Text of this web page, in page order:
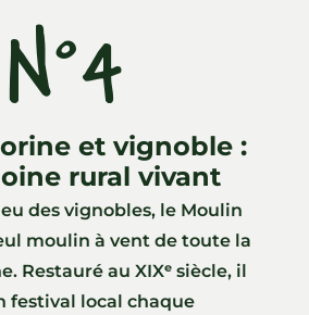
N°4
et vignoble :
rural vivant
des vignobles, le Moulin
moulin à vent de toute la
Restauré au XIXᵉ siècle, il
festival local chaque